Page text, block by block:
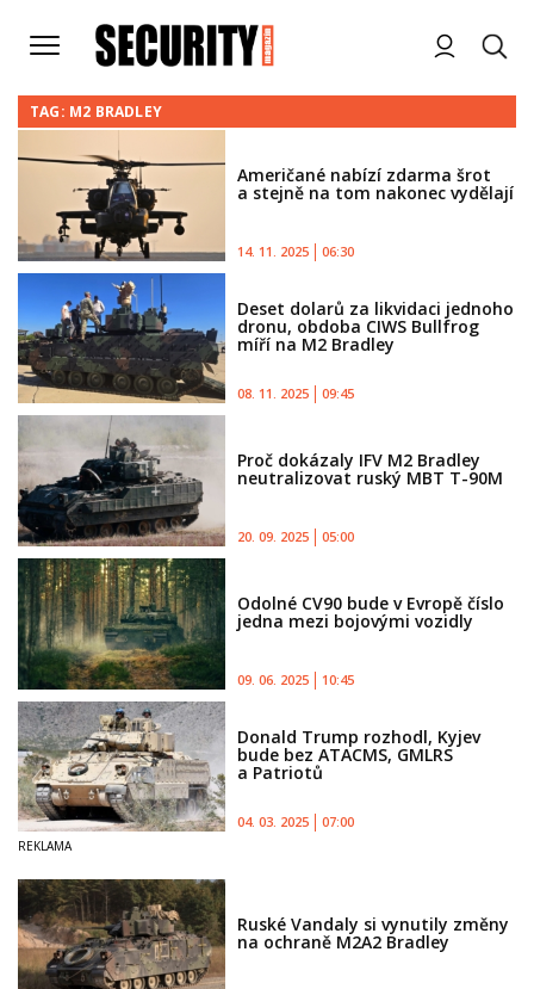
TAG: M2 BRADLEY
Američané nabízí zdarma šrot
a stejně na tom nakonec vydělají
14. 11. 2025 06:30
Deset dolarů za likvidaci jednoho
dronu, obdoba CIWS Bullfrog
míří na M2 Bradley
08. 11. 2025 09:45
Proč dokázaly IFV M2 Bradley
neutralizovat ruský MBT T-90M
20. 09. 2025 05:00
Odolné CV90 bude v Evropě číslo
jedna mezi bojovými vozidly
09. 06. 2025 10:45
Donald Trump rozhodl, Kyjev
bude bez ATACMS, GMLRS
a Patriotů
04. 03. 2025 07:00
Ruské Vandaly si vynutily změny
na ochraně M2A2 Bradley